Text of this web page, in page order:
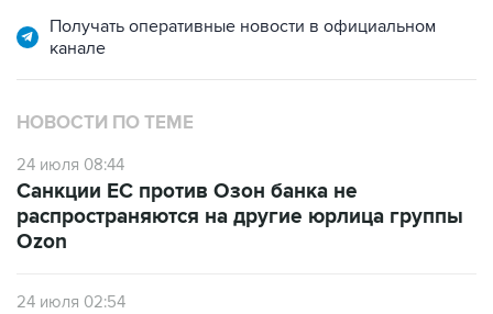
Получать оперативные новости в официальном
канале
НОВОСТИ ПО ТЕМЕ
24 июля 08:44
Санкции ЕС против Озон банка не
распространяются на другие юрлица группы
Ozon
24 июля 02:54